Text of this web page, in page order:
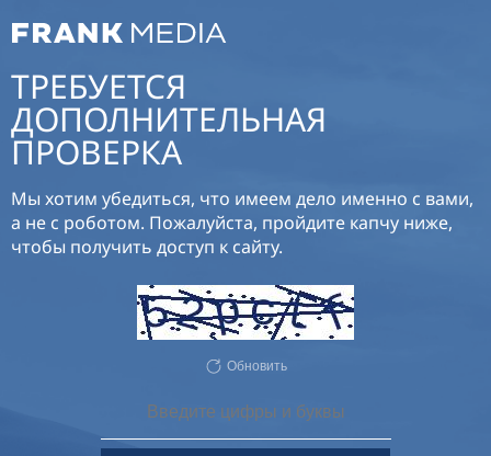
ТРЕБУЕТСЯ
ДОПОЛНИТЕЛЬНАЯ
ПРОВЕРКА
Мы хотим убедиться, что имеем дело именно с вами,
а не с роботом. Пожалуйста, пройдите капчу ниже,
чтобы получить доступ к сайту.
Обновить